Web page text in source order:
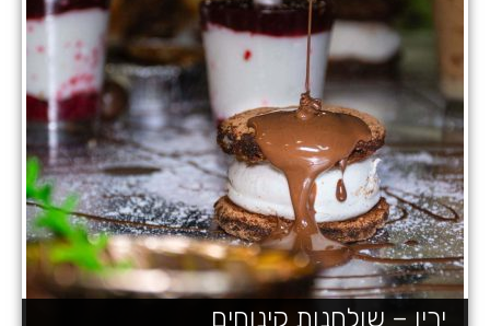
ירין – שולחנות קינוחים